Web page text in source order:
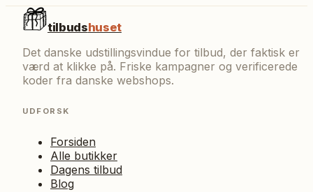
tilbudshuset
Det danske udstillingsvindue for tilbud, der faktisk er
værd at klikke på. Friske kampagner og verificerede
koder fra danske webshops.
UDFORSK
Forsiden
Alle butikker
Dagens tilbud
Blog